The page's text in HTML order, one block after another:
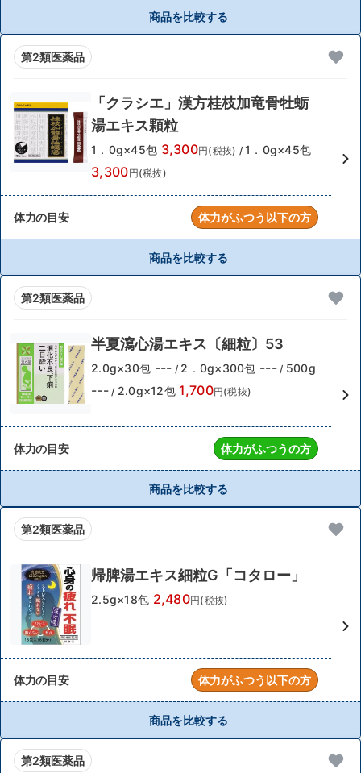
商品を比較する
第2類医薬品
「クラシエ」漢方桂枝加竜骨牡蛎
湯エキス顆粒
1．0g×45包 3,300円(税抜) / 1．0g×45包
3,300円(税抜)
体力の目安 体力がふつう以下の方
商品を比較する
第2類医薬品
半夏瀉心湯エキス〔細粒〕53
2.0g×30包 --- / 2．0g×300包 --- / 500g
--- / 2.0g×12包 1,700円(税抜)
体力の目安 体力がふつうの方
商品を比較する
第2類医薬品
帰脾湯エキス細粒G「コタロー」
2.5g×18包 2,480円(税抜)
体力の目安 体力がふつう以下の方
商品を比較する
第2類医薬品